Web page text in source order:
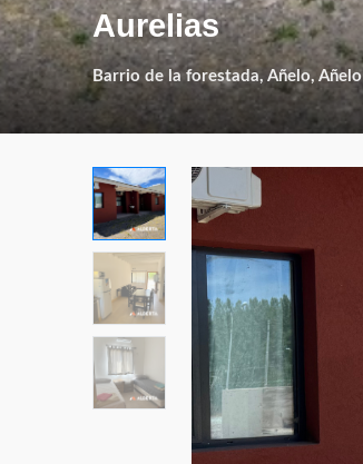
Aurelias
Barrio de la forestada, Añelo, Añelo